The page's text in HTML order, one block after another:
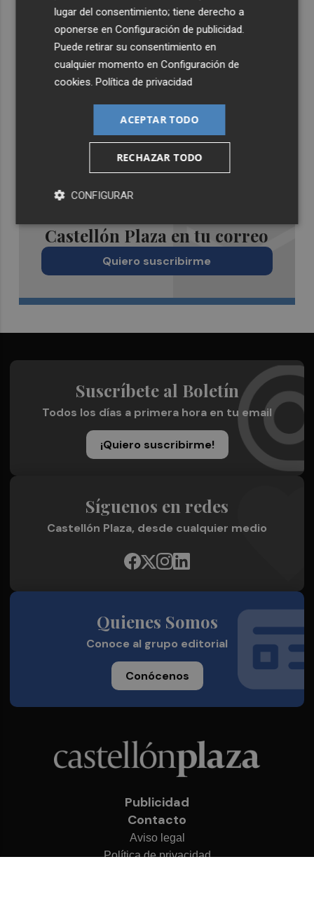
Castellón Plaza en tu correo
Quiero suscribirme
Suscríbete al Boletín
Todos los días a primera hora en tu email
¡Quiero suscribirme!
Síguenos en redes
Castellón Plaza, desde cualquier medio
Quienes Somos
Conoce al grupo editorial
Conócenos
Publicidad
Contacto
Aviso legal
Política de privacidad
lugar del consentimiento; tiene derecho a
oponerse enConfiguración de publicidad.
Puede retirar su consentimiento en
cualquier momento enConfiguración de
cookies.Política de privacidad
ACEPTAR TODO
RECHAZAR TODO
CONFIGURAR